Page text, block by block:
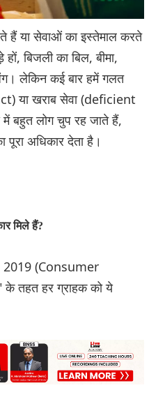
हैं या सेवाओं का इस्तेमाल करते
बिजली का बिल, बीमा,
लेकिन कई बार हमें गलत
या खराब सेवा (deficient
बहुत लोग चुप रह जाते हैं,
पूरा अधिकार देता है।
मिले हैं?
2019 (Consumer
तहत हर ग्राहक को ये